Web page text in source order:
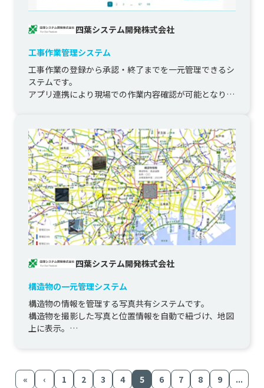
四葉システム開発株式会社
工事作業管理システム
工事作業の登録から承認・終了までを一元管理できるシ
ステムです。
アプリ連携により現場での作業内容確認が可能となり、
四葉システム開発株式会社
構造物の一元管理システム
構造物の情報を管理する写真共有システムです。
構造物を撮影した写真と位置情報を自動で紐づけ、地図
上に表示。
« ‹ 1 2 3 4 5 6 7 8 9
...